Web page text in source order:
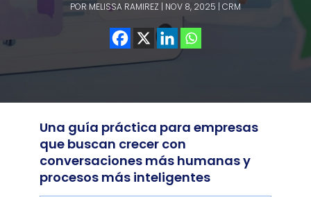
POR MELISSA RAMIREZ | NOV 8, 2025 | CRM
Una guía práctica para empresas
que buscan crecer con
conversaciones más humanas y
procesos más inteligentes